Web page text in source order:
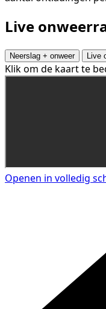
Live
Neerslag + onweer Live
Klik om de kaart te
Openen in volledig